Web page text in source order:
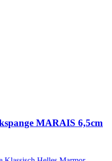
MARAIS 6,5cm